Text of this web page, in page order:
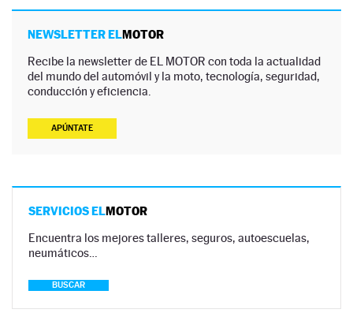
NEWSLETTER ELMOTOR
Recibe la newsletter de EL MOTOR con toda la actualidad
del mundo del automóvil y la moto, tecnología, seguridad,
conducción y eficiencia.
APÚNTATE
SERVICIOS ELMOTOR
Encuentra los mejores talleres, seguros, autoescuelas,
neumáticos…
BUSCAR